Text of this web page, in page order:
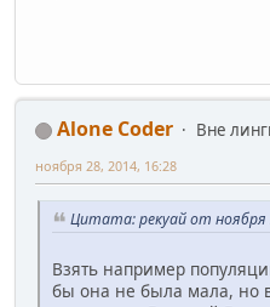
Alone Coder
Вне
ноября 28, 2014, 16:28
Цитата: рекуай от ноября
Взять например
бы она не была мала, но